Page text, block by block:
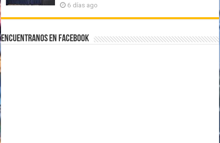
6 días ago
Encuentranos en Facebook